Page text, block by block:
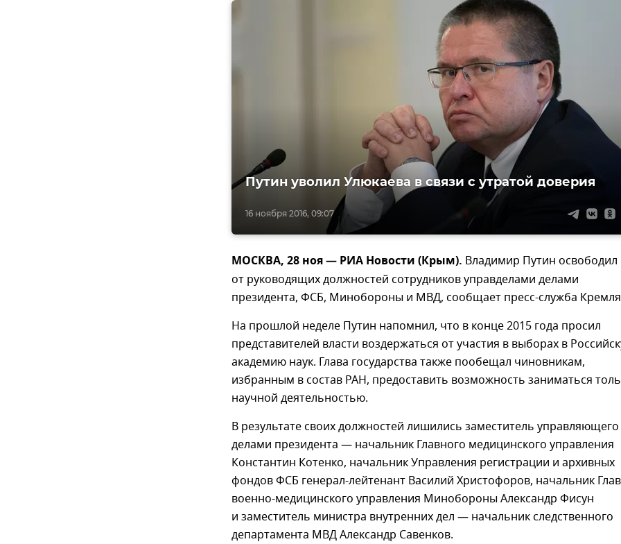
16 ноября 2016, 09:07
Путин уволил Улюкаева в связи с утратой доверия
МОСКВА, 28 ноя — РИА Новости (Крым). Владимир Путин освободил
от руководящих должностей сотрудников управделами делами
президента, ФСБ, Минобороны и МВД, сообщает пресс-служба
На прошлой неделе Путин напомнил, что в конце 2015 года просил
представителей власти воздержаться от участия в выборах в
академию наук. Глава государства также пообещал чиновникам,
избранным в состав РАН, предоставить возможность заниматься
научной деятельностью.
В результате своих должностей лишились заместитель управляющего
делами президента — начальник Главного медицинского управления
Константин Котенко, начальник Управления регистрации и архивных
фондов ФСБ генерал-лейтенант Василий Христофоров, начальник
военно-медицинского управления Минобороны Александр Фисун
и заместитель министра внутренних дел — начальник следственного
департамента МВД Александр Савенков.